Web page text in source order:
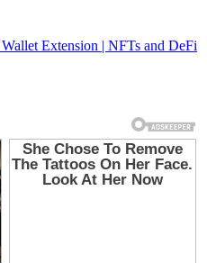
Extension | NFTs and DeFi